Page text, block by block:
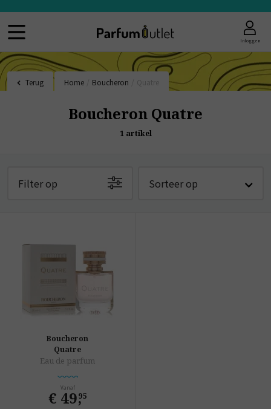
Inloggen
Terug Home Boucheron
Boucheron Quatre
1 artikel
Filter op Sorteer op
Boucheron
Quatre
Eau de parfum
Vanaf
€ 49,
95